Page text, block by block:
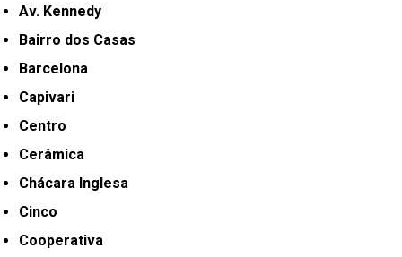
Av. Kennedy
Bairro dos Casas
Barcelona
Capivari
Centro
Cerâmica
Chácara Inglesa
Cinco
Cooperativa